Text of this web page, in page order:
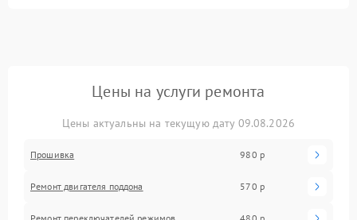
Цены на услуги ремонта
Цены актуальны на текущую дату 09.08.2026
Прошивка 980 р
Ремонт двигателя поддона 570 р